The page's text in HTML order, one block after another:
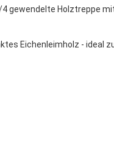
gewendelte Holztreppe
Eichenleimholz - ideal